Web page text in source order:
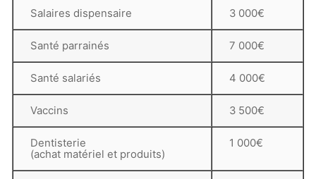
Salaires dispensaire 3 000€
Santé parrainés 7 000€
Santé salariés 4 000€
Vaccins 3 500€
Dentisterie
(achat matériel et produits)
1 000€